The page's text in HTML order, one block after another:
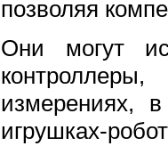
позволяя
Они могут
измерениях,
игрушках-